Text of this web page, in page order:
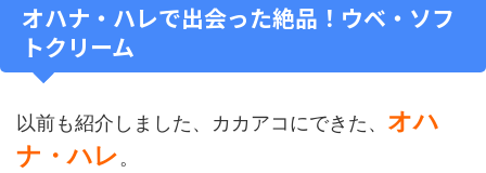
オハナ・ハレで出会った絶品！ウベ・ソフ
トクリーム
以前も紹介しました、カカアコにできた、 オハ
ナ・ハレ。